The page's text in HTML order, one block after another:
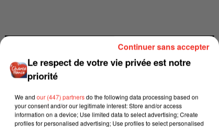
Le respect de votre vie privée est notre
priorité
We and our (447) partnersdo the following data processing based on
your consent and/or our legitimate interest: Store and/or access
information on a device; Use limited data to select advertising; Create
profiles for personalised advertising; Use profiles to select personalised
Continuer sans accepter